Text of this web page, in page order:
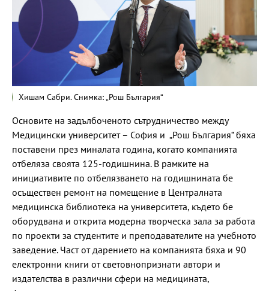
Хишам Сабри. Снимка: „Рош България“
Основите на задълбоченото сътрудничество между
Медицински университет – София и „Рош България“ бяха
поставени през миналата година, когато компанията
отбеляза своята 125-годишнина. В рамките на
инициативите по отбелязването на годишнината бе
осъществен ремонт на помещение в Централната
медицинска библиотека на университета, където бе
оборудвана и открита модерна творческа зала за работа
по проекти за студентите и преподавателите на учебното
заведение. Част от дарeнието на компанията бяха и 90
електронни книги от световнопризнати автори и
издателства в различни сфери на медицината,